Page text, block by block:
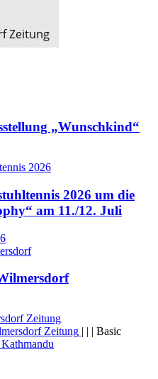
„Wunschkind“
2026 um die
am 11./12. Juli
Zeitung | | | Basic